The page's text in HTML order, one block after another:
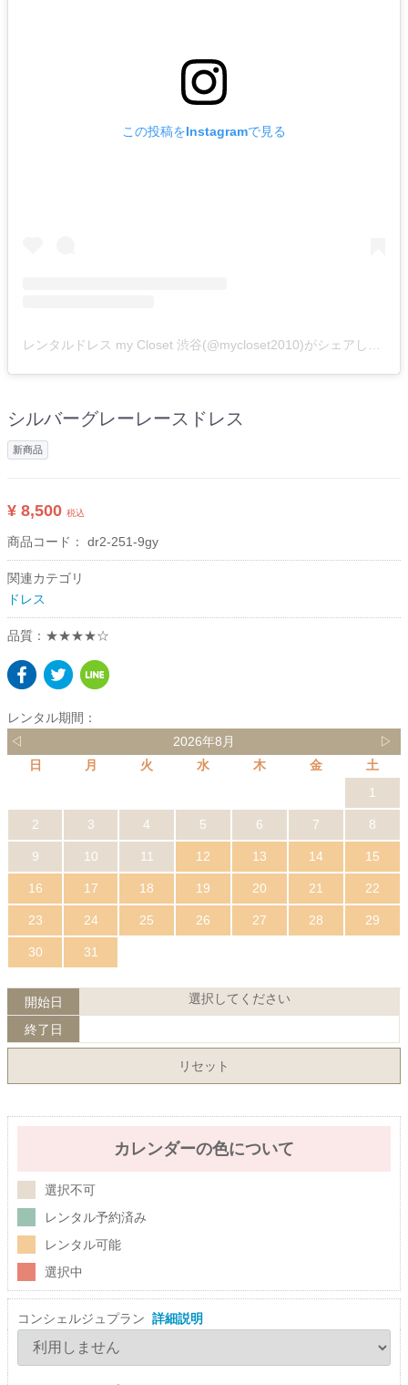
この投稿をInstagramで見る
レンタルドレス my Closet 渋谷(@mycloset2010)がシェアした投稿
シルバーグレーレースドレス
新商品
¥ 8,500 税込
商品コード： dr2-251-9gy
関連カテゴリ
ドレス
品質：★★★★☆
レンタル期間：
◁
2026年8月
▷
日
月 火 水 木 金
土
1
2 3 4 5 6 7 8
9 10 11 12 13 14 15
16 17 18 19 20 21 22
23 24 25 26 27 28 29
30 31
開始日 選択してください
終了日
リセット
カレンダーの色について
選択不可
レンタル予約済み
レンタル可能
選択中
コンシェルジュプラン 詳細説明